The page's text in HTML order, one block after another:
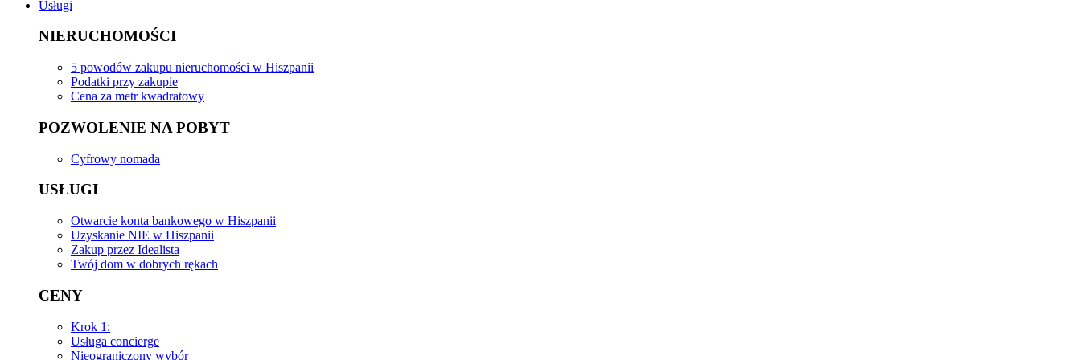
Usługi
NIERUCHOMOŚCI
5 powodów zakupu nieruchomości w Hiszpanii
Podatki przy zakupie
Cena za metr kwadratowy
POZWOLENIE NA POBYT
Cyfrowy nomada
USŁUGI
Otwarcie konta bankowego w Hiszpanii
Uzyskanie NIE w Hiszpanii
Zakup przez Idealista
Twój dom w dobrych rękach
CENY
Krok 1:
Usługa concierge
Nieograniczony wybór